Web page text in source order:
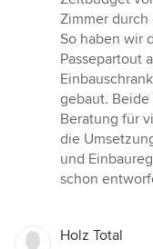
Zimmer
So haben wir
Passepartout
gebaut.
Beratung für
die
und
schon
Holz Total